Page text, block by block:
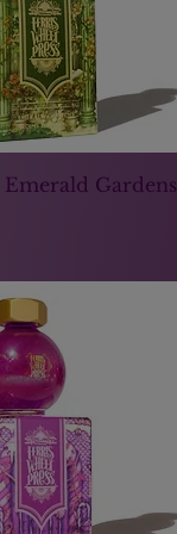
Emerald Gardens